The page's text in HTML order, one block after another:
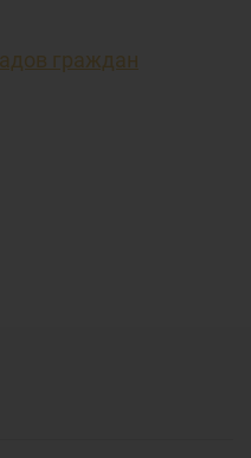
граждан